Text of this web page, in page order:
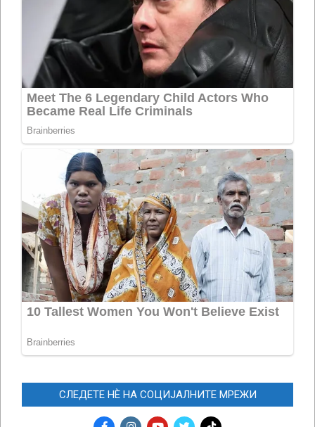
СЛЕДЕТЕ НЀ НА СОЦИЈАЛНИТЕ МРЕЖИ